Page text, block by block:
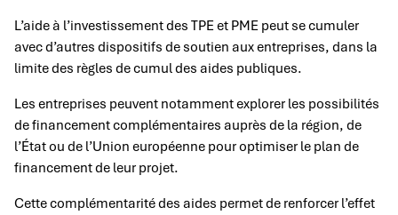
L’aide à l’investissement des TPE et PME peut se cumuler
avec d’autres dispositifs de soutien aux entreprises, dans la
limite des règles de cumul des aides publiques.
Les entreprises peuvent notamment explorer les possibilités
de financement complémentaires auprès de la région, de
l’État ou de l’Union européenne pour optimiser le plan de
financement de leur projet.
Cette complémentarité des aides permet de renforcer l’effet